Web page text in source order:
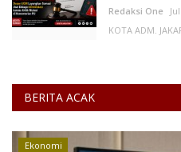
Redaksi One
KOTA ADM.
BERITA ACAK
Ekonomi